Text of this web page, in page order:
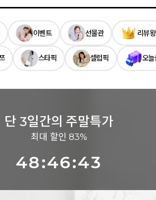
이벤트 선물관 리뷰
스타픽 셀럽픽 오
단 3일간의 주말특가
최대 할인 83%
48:46:41